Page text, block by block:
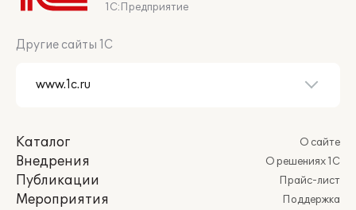
1С:Предприятие
Другие сайты 1С
Каталог
Внедрения
Публикации
Мероприятия
О сайте
О решениях 1С
Прайс-лист
Поддержка